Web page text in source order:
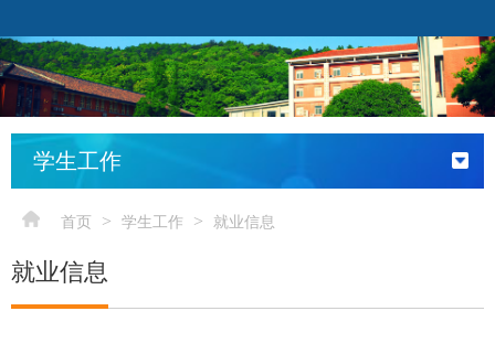
elementnameelementnameelementnameelementname-->
学生工作
首页 > 学生工作 > 就业信息
就业信息